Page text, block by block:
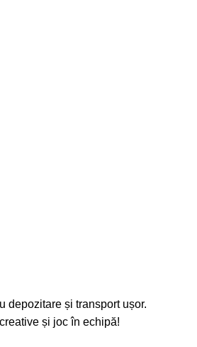
depozitare și transport ușor.
și joc în echipă!